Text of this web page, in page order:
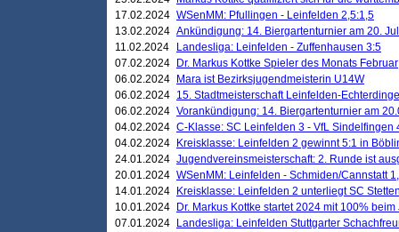
17.02.2024 WSenMM: Pfullingen - Leinfelden 2,5:1,5
13.02.2024 Ankündigung: 14. Biergartenturnier am 20.
11.02.2024
Landesliga: Leinfelden - Zuffenhausen 3:5
07.02.2024
Dr. Markus Kottke Spieler des Monats Februar
06.02.2024
Mara ist Bezirksjugendmeisterin U14W
06.02.2024 15. Stadtmeisterschaft Leinfelden-
06.02.2024 Vorankündigung: 14. Biergartenturnier am
04.02.2024 C-Klasse: SC Leinfelden 3 - VfL Sindelfingen
04.02.2024
Kreisklasse: Leinfelden 2 gewinnt 5:1 in
24.01.2024 Jugendvereinsmeisterschaft: 2. Runde ist
20.01.2024 WSenMM: Leinfelden - Schmiden/Cannstatt
14.01.2024
Kreisklasse: Leinfelden 2 unterliegt SC
10.01.2024
Dr. Markus Kottke startet 2024 mit 100%
07.01.2024
Landesliga: Leinfelden Stuttgarter